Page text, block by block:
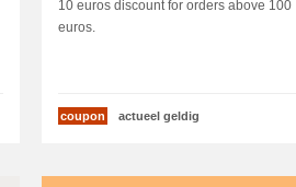
10 euros discount for orders above 100
euros.
coupon actueel geldig